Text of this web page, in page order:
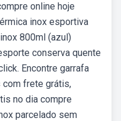
online hoje
inox esportiva
800ml (azul)
conserva quente
Encontre garrafa
com frete grátis,
no dia compre
parcelado sem